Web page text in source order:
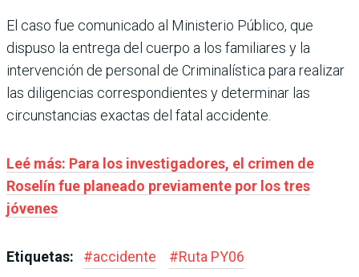
El caso fue comunicado al Ministerio Público, que
dispuso la entrega del cuerpo a los familiares y la
intervención de personal de Criminalística para realizar
las diligencias correspondientes y determinar las
circunstancias exactas del fatal accidente.
Leé más: Para los investigadores, el crimen de
Roselín fue planeado previamente por los tres
jóvenes
Etiquetas: #accidente #Ruta PY06